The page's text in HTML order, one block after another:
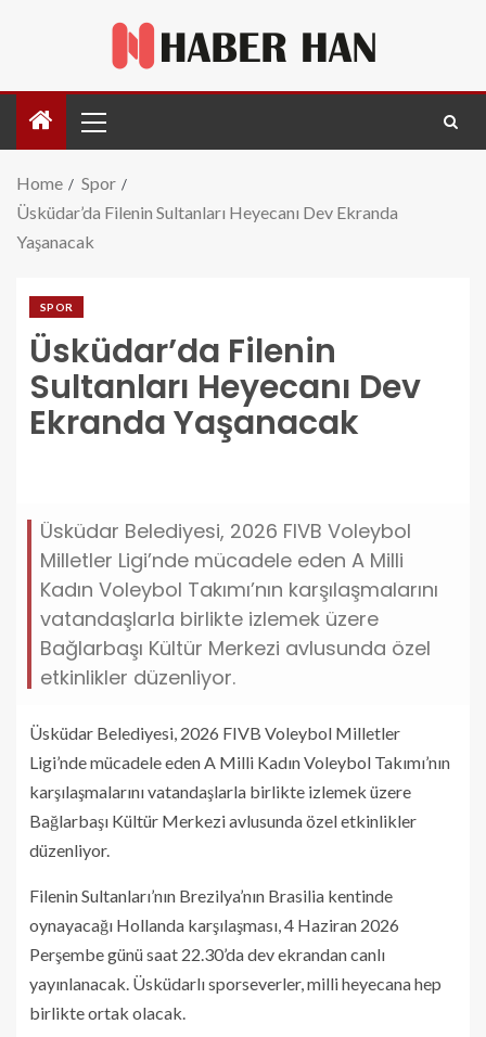
Home
Spor
Üsküdar’da Filenin Sultanları Heyecanı Dev Ekranda
Yaşanacak
SPOR
Üsküdar’da Filenin
Sultanları Heyecanı Dev
Ekranda Yaşanacak
uskudarda-filenin-sultanlari-heyecani-dev-ekranda-
Üsküdar Belediyesi, 2026 FIVB Voleybol
Milletler Ligi’nde mücadele eden A Milli
Kadın Voleybol Takımı’nın karşılaşmalarını
vatandaşlarla birlikte izlemek üzere
Bağlarbaşı Kültür Merkezi avlusunda özel
etkinlikler düzenliyor.
Üsküdar Belediyesi, 2026 FIVB Voleybol Milletler
Ligi’nde mücadele eden A Milli Kadın Voleybol Takımı’nın
karşılaşmalarını vatandaşlarla birlikte izlemek üzere
Bağlarbaşı Kültür Merkezi avlusunda özel etkinlikler
düzenliyor.
Filenin Sultanları’nın Brezilya’nın Brasilia kentinde
oynayacağı Hollanda karşılaşması, 4 Haziran 2026
Perşembe günü saat 22.30’da dev ekrandan canlı
yayınlanacak. Üsküdarlı sporseverler, milli heyecana hep
birlikte ortak olacak.